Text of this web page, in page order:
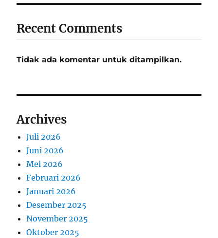
Recent Comments
Tidak ada komentar untuk ditampilkan.
Archives
Juli 2026
Juni 2026
Mei 2026
Februari 2026
Januari 2026
Desember 2025
November 2025
Oktober 2025